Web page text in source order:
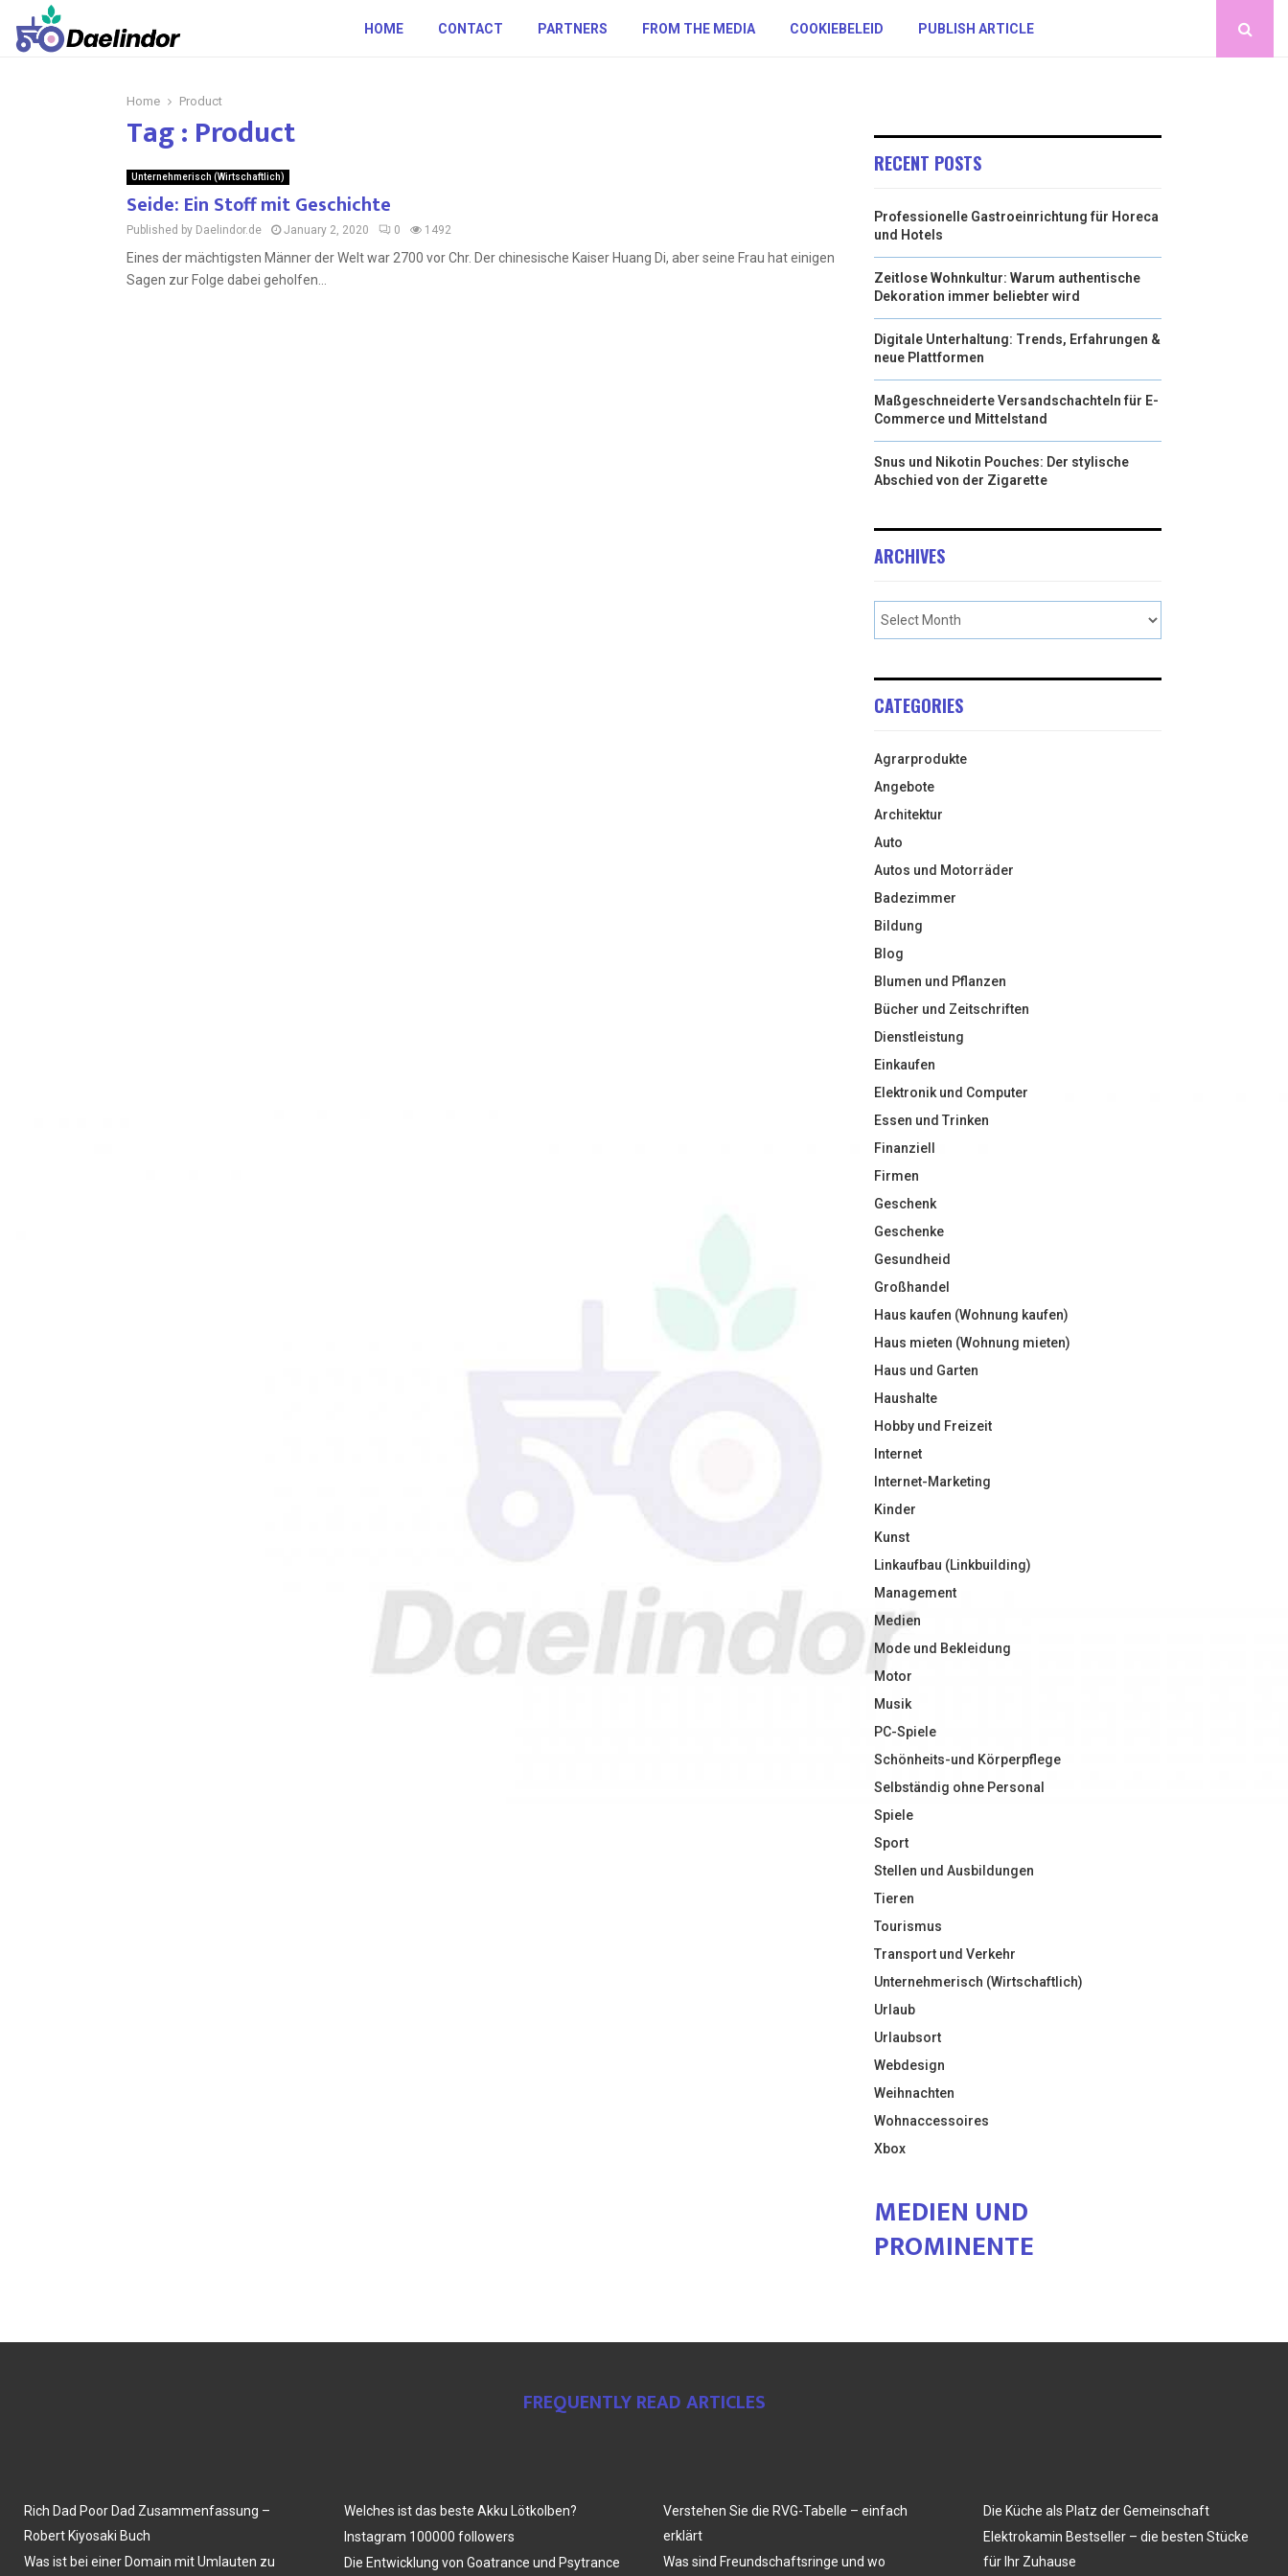
HOME CONTACT PARTNERS FROM THE MEDIA COOKIEBELEID PUBLISH ARTICLE
Home Product
Tag : Product
Unternehmerisch (Wirtschaftlich)
Seide: Ein Stoff mit Geschichte
Published by Daelindor.de January 2, 2020 0 1492
Eines der mächtigsten Männer der Welt war 2700 vor Chr. Der chinesische Kaiser Huang Di, aber seine Frau hat einigen
Sagen zur Folge dabei geholfen...
RECENT POSTS
Professionelle Gastroeinrichtung für Horeca
und Hotels
Zeitlose Wohnkultur: Warum authentische
Dekoration immer beliebter wird
Digitale Unterhaltung: Trends, Erfahrungen &
neue Plattformen
Maßgeschneiderte Versandschachteln für E-
Commerce und Mittelstand
Snus und Nikotin Pouches: Der stylische
Abschied von der Zigarette
ARCHIVES
CATEGORIES
Agrarprodukte
Angebote
Architektur
Auto
Autos und Motorräder
Badezimmer
Bildung
Blog
Blumen und Pflanzen
Bücher und Zeitschriften
Dienstleistung
Einkaufen
Elektronik und Computer
Essen und Trinken
Finanziell
Firmen
Geschenk
Geschenke
Gesundheid
Großhandel
Haus kaufen (Wohnung kaufen)
Haus mieten (Wohnung mieten)
Haus und Garten
Haushalte
Hobby und Freizeit
Internet
Internet-Marketing
Kinder
Kunst
Linkaufbau (Linkbuilding)
Management
Medien
Mode und Bekleidung
Motor
Musik
PC-Spiele
Schönheits-und Körperpflege
Selbständig ohne Personal
Spiele
Sport
Stellen und Ausbildungen
Tieren
Tourismus
Transport und Verkehr
Unternehmerisch (Wirtschaftlich)
Urlaub
Urlaubsort
Webdesign
Weihnachten
Wohnaccessoires
Xbox
MEDIEN UND
PROMINENTE
FREQUENTLY READ ARTICLES
Rich Dad Poor Dad Zusammenfassung –
Robert Kiyosaki Buch
Was ist bei einer Domain mit Umlauten zu
Welches ist das beste Akku Lötkolben?
Instagram 100000 followers
Die Entwicklung von Goatrance und Psytrance
Verstehen Sie die RVG-Tabelle – einfach
erklärt
Was sind Freundschaftsringe und wo
Die Küche als Platz der Gemeinschaft
Elektrokamin Bestseller – die besten Stücke
für Ihr Zuhause